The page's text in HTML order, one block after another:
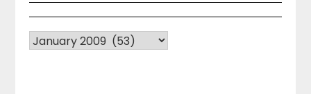
Arhiva